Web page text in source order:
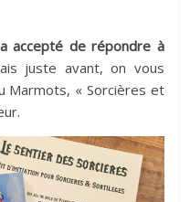
accepté de répondre à
juste avant, on vous
Marmots, « Sorcières et